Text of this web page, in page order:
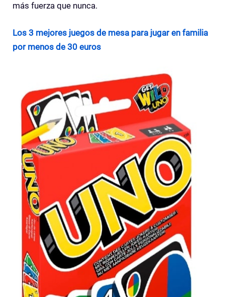
más fuerza que nunca.
Los 3 mejores juegos de mesa para jugar en familia
por menos de 30 euros